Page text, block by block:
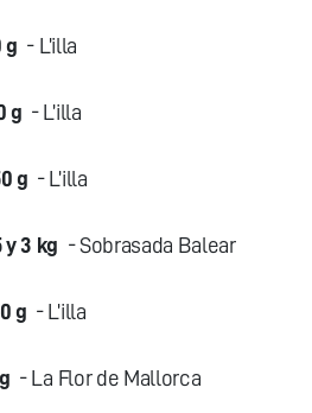
g - L’illa
g - L’illa
g - L’illa
3 kg - Sobrasada Balear
g - L’illa
- La Flor de Mallorca